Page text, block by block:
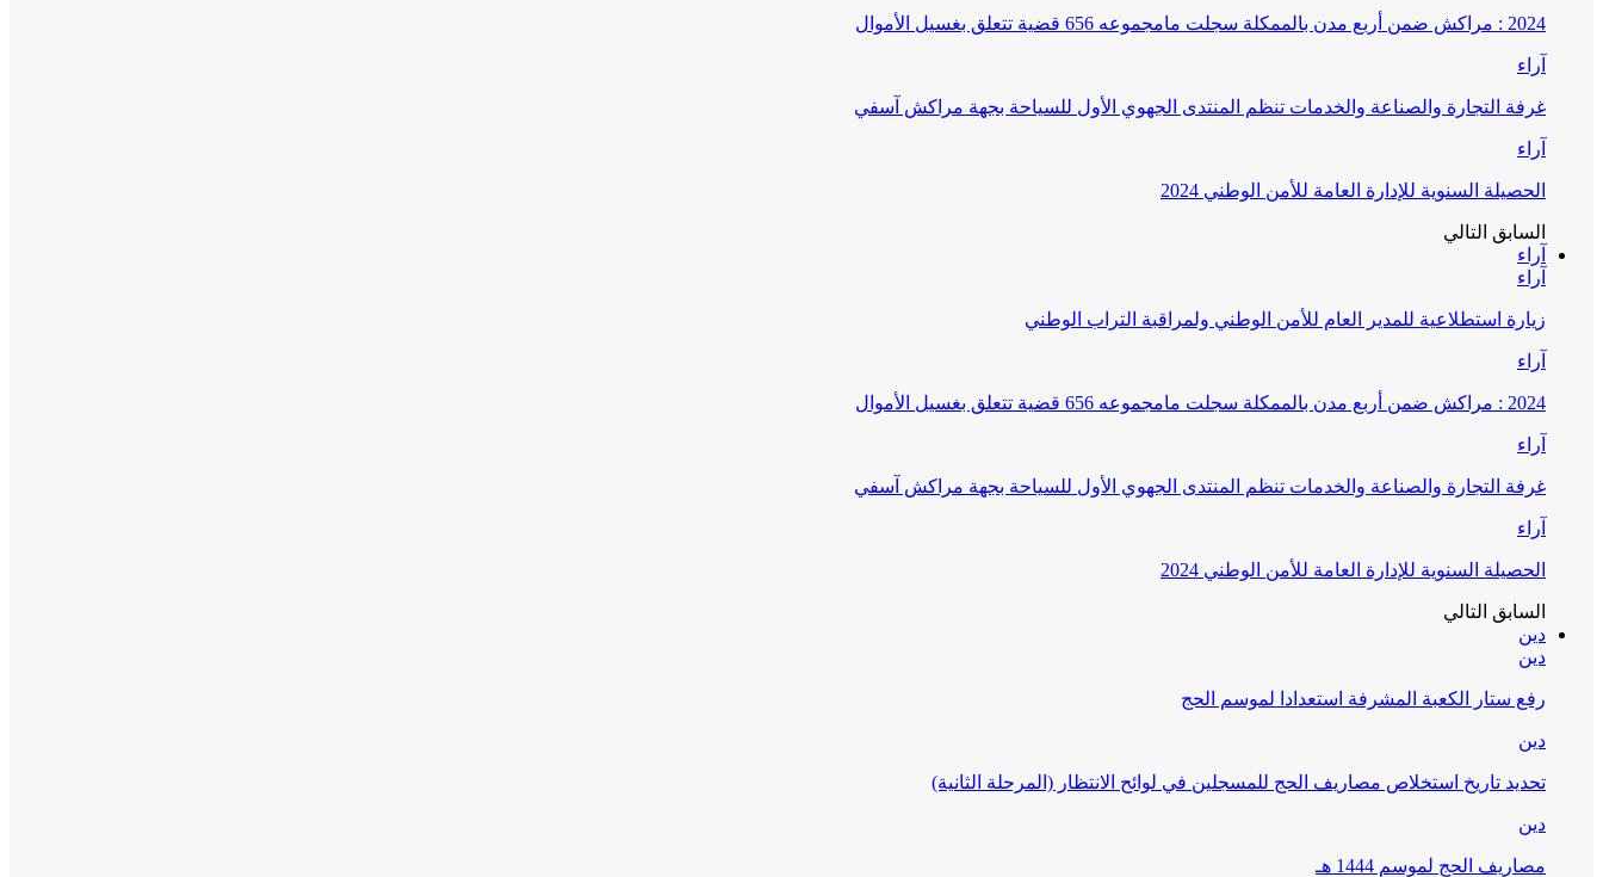
2024 : مراكش ضمن أربع مدن بالممكلة سجلت مامجموعه 656 قضية تتعلق بغسيل الأموال
آراء
غرفة التجارة والصناعة والخدمات تنظم المنتدى الجهوي الأول للسياحة بجهة مراكش آسفي
آراء
الحصيلة السنوية للإدارة العامة للأمن الوطني 2024
السابق التالي
آراء
آراء
زيارة استطلاعية للمدير العام للأمن الوطني ولمراقبة التراب الوطني
آراء
2024 : مراكش ضمن أربع مدن بالممكلة سجلت مامجموعه 656 قضية تتعلق بغسيل الأموال
آراء
غرفة التجارة والصناعة والخدمات تنظم المنتدى الجهوي الأول للسياحة بجهة مراكش آسفي
آراء
الحصيلة السنوية للإدارة العامة للأمن الوطني 2024
السابق التالي
دين
دين
رفع ستار الكعبة المشرفة استعدادا لموسم الحج
دين
تحديد تاريخ استخلاص مصاريف الحج للمسجلين في لوائح الانتظار (المرحلة الثانية)
دين
مصاريف الحج لموسم 1444 هـ